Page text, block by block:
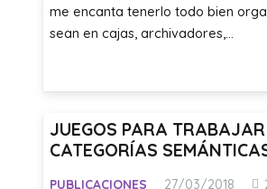
me encanta tenerlo todo bien
sean en cajas, archivadores,…
JUEGOS PARA
CATEGORÍAS
PUBLICACIONES 27/03/2018